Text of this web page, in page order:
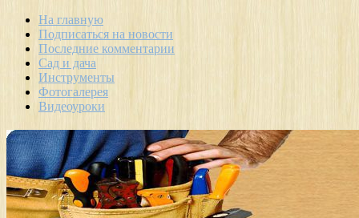
На главную
Подписаться на новости
Последние комментарии
Сад и дача
Инструменты
Фотогалерея
Видеоуроки